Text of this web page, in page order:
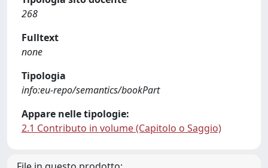
268
Fulltext
none
Tipologia
info:eu-repo/semantics/bookPart
Appare nelle tipologie:
2.1 Contributo in volume (Capitolo o Saggio)